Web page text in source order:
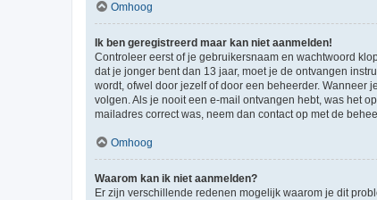
Omhoog
Ik ben geregistreerd maar kan niet aanmelden!
Controleer eerst of je gebruikersnaam en wachtwoord
dat je jonger bent dan 13 jaar, moet je de ontvangen
wordt, ofwel door jezelf of door een beheerder. Wanneer
volgen. Als je nooit een e-mail ontvangen hebt, was het
mailadres correct was, neem dan contact op met de
Omhoog
Waarom kan ik niet aanmelden?
Er zijn verschillende redenen mogelijk waarom je dit